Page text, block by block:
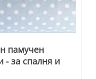
памучен
- за спалня и